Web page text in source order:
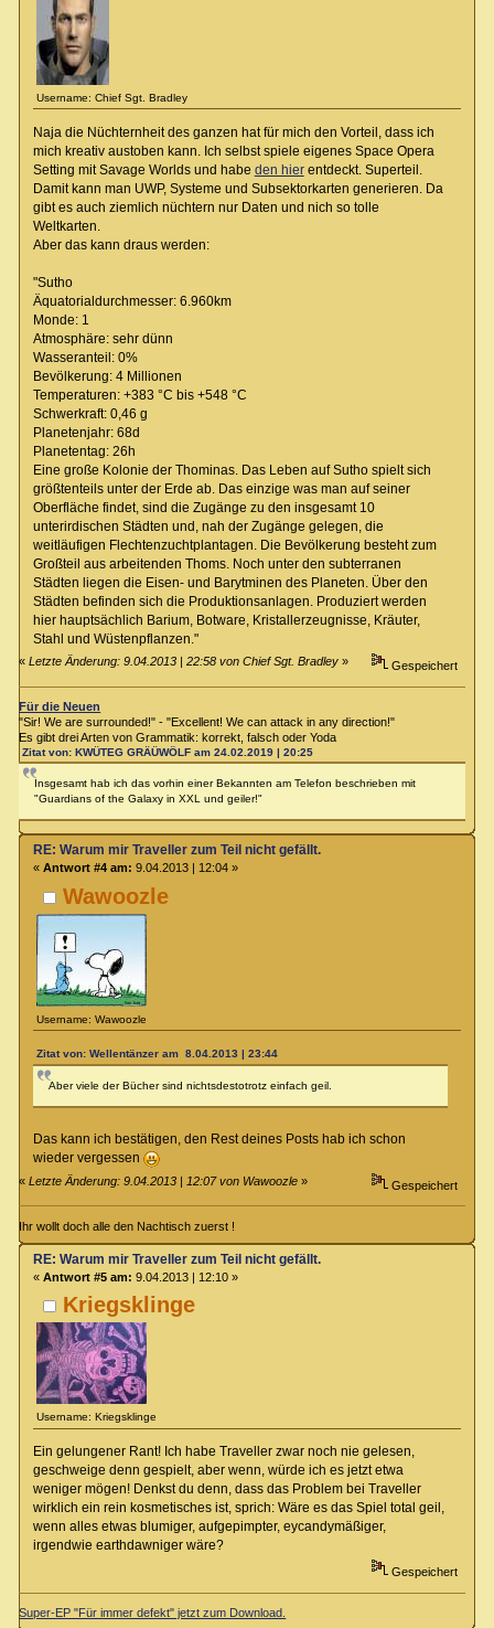
Username: Chief Sgt. Bradley
Naja die Nüchternheit des ganzen hat für mich den Vorteil, dass ich
mich kreativ austoben kann. Ich selbst spiele eigenes Space Opera
Setting mit Savage Worlds und habe den hierentdeckt. Superteil.
Damit kann man UWP, Systeme und Subsektorkarten generieren. Da
gibt es auch ziemlich nüchtern nur Daten und nich so tolle
Weltkarten.
Aber das kann draus werden:
"Sutho
Äquatorialdurchmesser: 6.960km
Monde: 1
Atmosphäre: sehr dünn
Wasseranteil: 0%
Bevölkerung: 4 Millionen
Temperaturen: +383 °C bis +548 °C
Schwerkraft: 0,46 g
Planetenjahr: 68d
Planetentag: 26h
Eine große Kolonie der Thominas. Das Leben auf Sutho spielt sich
größtenteils unter der Erde ab. Das einzige was man auf seiner
Oberfläche findet, sind die Zugänge zu den insgesamt 10
unterirdischen Städten und, nah der Zugänge gelegen, die
weitläufigen Flechtenzuchtplantagen. Die Bevölkerung besteht zum
Großteil aus arbeitenden Thoms. Noch unter den subterranen
Städten liegen die Eisen- und Barytminen des Planeten. Über den
Städten befinden sich die Produktionsanlagen. Produziert werden
hier hauptsächlich Barium, Botware, Kristallerzeugnisse, Kräuter,
Stahl und Wüstenpflanzen."
«Letzte Änderung: 9.04.2013 | 22:58 von Chief Sgt. Bradley » Gespeichert
Für die Neuen
"Sir! We are surrounded!" - "Excellent! We can attack in any direction!"
Es gibt drei Arten von Grammatik: korrekt, falsch oder Yoda
Zitat von: KWÜTEG GRÄÜWÖLF am 24.02.2019 | 20:25
Insgesamt hab ich das vorhin einer Bekannten am Telefon beschrieben mit
"Guardians of the Galaxy in XXL und geiler!"
Wawoozle
Username: Wawoozle
RE: Warum mir Traveller zum Teil nicht gefällt.
« Antwort #4 am: 9.04.2013 | 12:04 »
Zitat von: Wellentänzer am 8.04.2013 | 23:44
Aber viele der Bücher sind nichtsdestotrotz einfach geil.
Das kann ich bestätigen, den Rest deines Posts hab ich schon
wieder vergessen
«Letzte Änderung: 9.04.2013 | 12:07 von Wawoozle » Gespeichert
Ihr wollt doch alle den Nachtisch zuerst !
Kriegsklinge
Username: Kriegsklinge
RE: Warum mir Traveller zum Teil nicht gefällt.
« Antwort #5 am: 9.04.2013 | 12:10 »
Ein gelungener Rant! Ich habe Traveller zwar noch nie gelesen,
geschweige denn gespielt, aber wenn, würde ich es jetzt etwa
weniger mögen! Denkst du denn, dass das Problem bei Traveller
wirklich ein rein kosmetisches ist, sprich: Wäre es das Spiel total geil,
wenn alles etwas blumiger, aufgepimpter, eycandymäßiger,
irgendwie earthdawniger wäre?
Gespeichert
Super-EP "Für immer defekt" jetzt zum Download.